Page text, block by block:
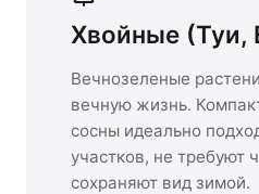
Хвойные (Туи,
Вечнозеленые
вечную жизнь.
сосны идеально
участков, не требуют
сохраняют вид зимой.